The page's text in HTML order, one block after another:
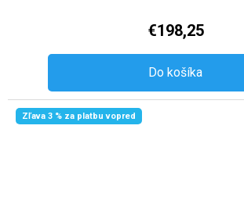
€198,25
Do košíka
Zľava 3 % za platbu vopred